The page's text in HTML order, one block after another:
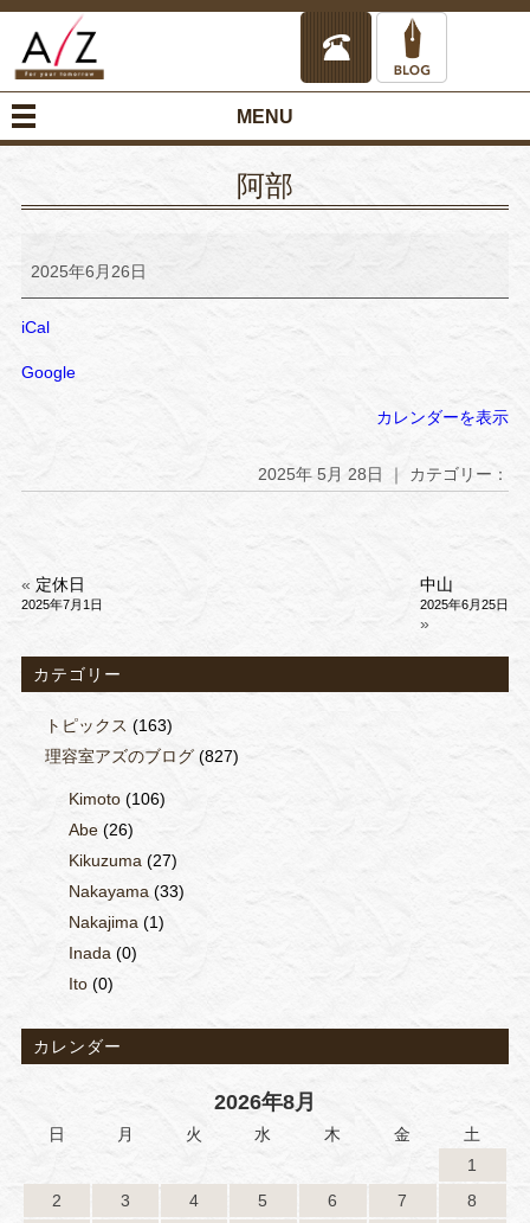
MENU
阿部
部2025年6月26日
iCal
Google
カレンダーを表示
2025年 5月 28日 ｜ カテゴリー：
« 定休日
2025年7月1日
中山
2025年6月25日
»
カテゴリー
トピックス (163)
理容室アズのブログ(827)
Kimoto(106)
Abe(26)
Kikuzuma (27)
Nakayama (33)
Nakajima (1)
Inada (0)
Ito(0)
カレンダー
2026年8月
日 月 火 水 木 金
土
1
2
3 4 5 6 7
8